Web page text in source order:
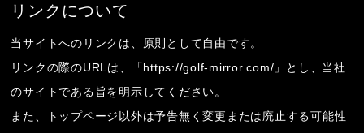
リンクについて
当サイトへのリンクは、原則として自由です。
リンクの際のURLは、「https://golf-mirror.com/」とし、当社
のサイトである旨を明示してください。
また、トップページ以外は予告無く変更または廃止する可能性